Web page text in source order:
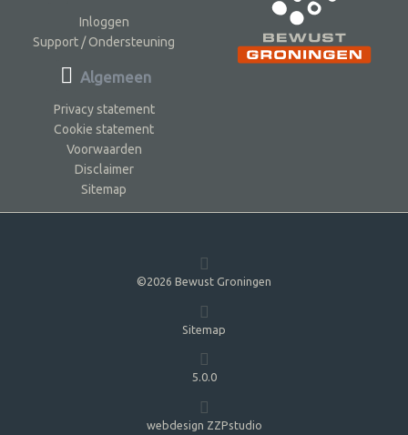
Inloggen
Support / Ondersteuning
Algemeen
Privacy statement
Cookie statement
Voorwaarden
Disclaimer
Sitemap
©2026 Bewust Groningen
Sitemap
5.0.0
webdesign ZZPstudio